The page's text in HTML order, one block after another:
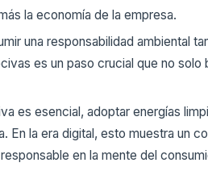
la economía de la empresa.
una responsabilidad ambiental
es un paso crucial que no solo
es esencial, adoptar energías
En la era digital, esto muestra un
en la mente del